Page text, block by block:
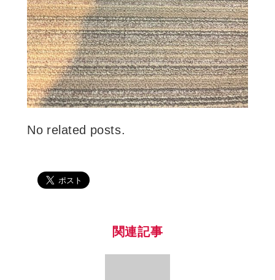
No related posts.
関連記事